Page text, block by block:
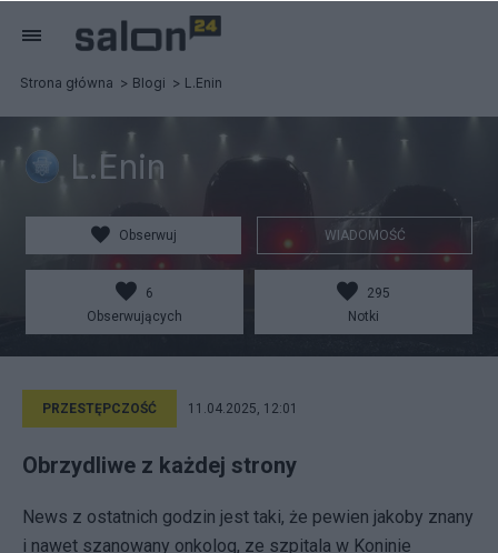
Strona główna Blogi L.Enin
L.Enin
Obserwuj WIADOMOŚĆ
6
Obserwujących
295
Notki
PRZESTĘPCZOŚĆ 11.04.2025, 12:01
Obrzydliwe z każdej strony
News z ostatnich godzin jest taki, że pewien jakoby znany
i nawet szanowany onkolog, ze szpitala w Koninie